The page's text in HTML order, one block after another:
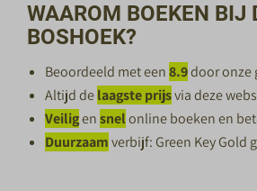
WAAROM BOEKEN BIJ
BOSHOEK?
Beoordeeld met een8.9door onze
Altijd delaagste prijsvia deze
Veiligensnelonline boeken en
Duurzaamverbijf: Green Key Gold